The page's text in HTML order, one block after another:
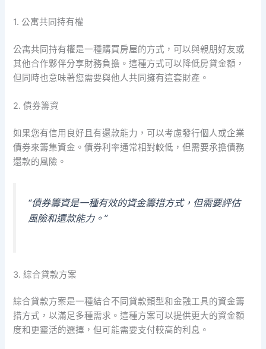
1. 公寓共同持有權
公寓共同持有權是一種購買房屋的方式，可以與親朋好友或
其他合作夥伴分享財務負擔。這種方式可以降低房貸金額，
但同時也意味著您需要與他人共同擁有這套財產。
2. 債券籌資
如果您有信用良好且有還款能力，可以考慮發行個人或企業
債券來籌集資金。債券利率通常相對較低，但需要承擔債務
還款的風險。
“債券籌資是一種有效的資金籌措方式，但需要評估
風險和還款能力。”
3. 綜合貸款方案
綜合貸款方案是一種結合不同貸款類型和金融工具的資金籌
措方式，以滿足多種需求。這種方案可以提供更大的資金額
度和更靈活的選擇，但可能需要支付較高的利息。